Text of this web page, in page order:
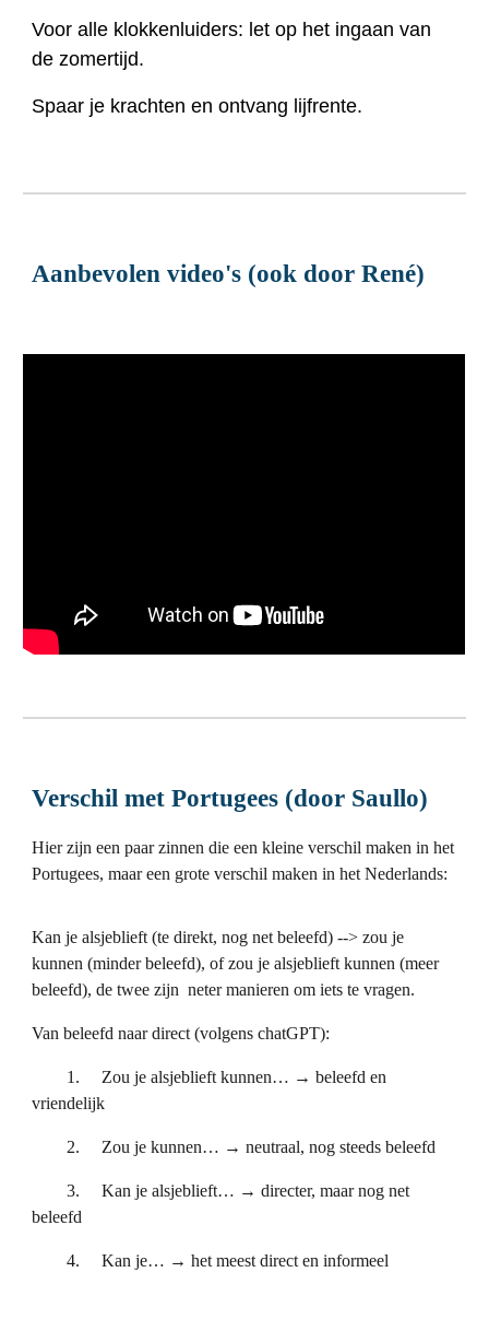
Voor alle klokkenluiders: let op het ingaan van
de zomertijd.
Spaar je krachten en ontvang lijfrente.
Aanbevolen video's (ook door René)
Verschil met Portugees (door Saullo)
Hier zijn een paar zinnen die een kleine verschil maken in het
Portugees, maar een grote verschil maken in het Nederlands:
Kan je alsjeblieft (te direkt, nog net beleefd) --> zou je
kunnen (minder beleefd), of zou je alsjeblieft kunnen (meer
beleefd), de twee zijn neter manieren om iets te vragen.
Van beleefd naar direct (volgens chatGPT):
1.
Zou je alsjeblieft kunnen… → beleefd en
vriendelijk
2. Zou je kunnen… → neutraal, nog steeds beleefd
3.
Kan je alsjeblieft… → directer, maar nog net
beleefd
4. Kan je… → het meest direct en informeel